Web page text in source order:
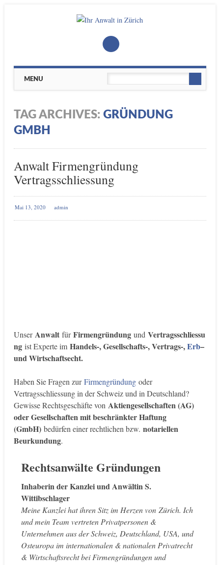
Main menu
MENU
TAG ARCHIVES: GRÜNDUNG
GMBH
Anwalt Firmengründung
Vertragsschliessung
Mai 13, 2020 admin
UnserAnwalt fürFirmengründung undVertragsschliessu
ng ist Experte imHandels-, Gesellschafts-, Vertrags-,Erb–
und Wirtschaftsecht.
Haben Sie Fragen zurFirmengründungoder
Vertragsschliessung in der Schweiz und in Deutschland?
Gewisse Rechtsgeschäfte von Aktiengesellschaften (AG)
oder Gesellschaften mit beschränkter Haftung
(GmbH) bedürfen einer rechtlichen bzw. notariellen
Beurkundung.
Rechtsanwälte Gründungen
Inhaberin der Kanzlei und Anwältin S.
Wittibschlager
Meine Kanzlei hat ihren Sitz im Herzen von Zürich. Ich
und mein Team vertreten Privatpersonen &
Unternehmen aus der Schweiz, Deutschland, USA, und
Osteuropa im internationalen & nationalen Privatrecht
& Wirtschaftsrecht bei Firmengründungen und